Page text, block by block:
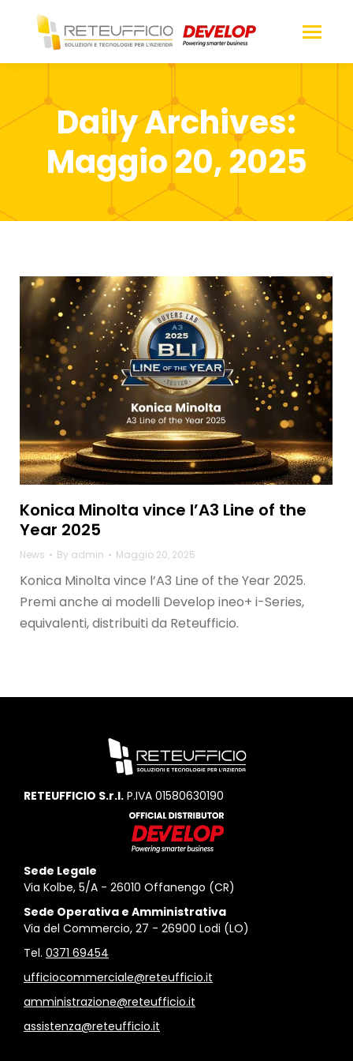
Daily Archives:
Maggio 20, 2025
Konica Minolta vince l’A3 Line of the
Year 2025
News By admin Maggio 20, 2025
Konica Minolta vince l’A3 Line of the Year 2025.
Premi anche ai modelli Develop ineo+ i-Series,
equivalenti, distribuiti da Reteufficio.
RETEUFFICIO S.r.l. P.IVA 01580630190
Sede Legale
Via Kolbe, 5/A - 26010 Offanengo (CR)
Sede Operativa e Amministrativa
Via del Commercio, 27 - 26900 Lodi (LO)
Tel. 0371 69454
ufficiocommerciale@reteufficio.it
amministrazione@reteufficio.it
assistenza@reteufficio.it